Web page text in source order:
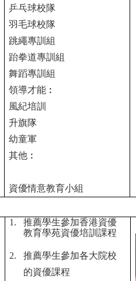
乒乓球校隊
羽毛球校隊
跳繩專訓組
跆拳道專訓組
舞蹈專訓組
領導才能︰
風紀培訓
升旗隊
幼童軍
其他︰
資優情意教育小組
1.
推薦學生參加香港資優
教育學苑資優培訓課程
2. 推薦學生參加各大院校
的資優課程